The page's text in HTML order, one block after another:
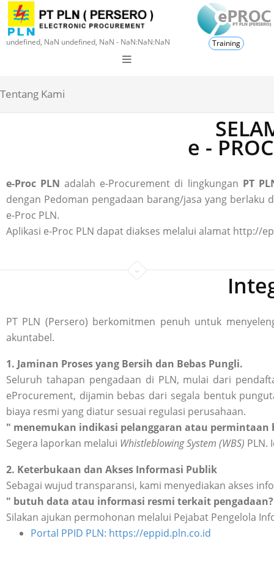
undefined, NaN undefined, NaN - NaN:NaN:NaN Training
Tentang Kami
e -
e-Proc PLN adalah e-Procurement di lingkungan PT
dengan Pedoman pengadaan barang/jasa yang berlaku
e-Proc PLN.
Aplikasi e-Proc PLN dapat diakses melalui alamat http://
PT PLN (Persero) berkomitmen penuh untuk
akuntabel.
1. Jaminan Proses yang Bersih dan Bebas Pungli.
Seluruh tahapan pengadaan di PLN, mulai dari
eProcurement, dijamin bebas dari segala bentuk
biaya resmi yang diatur sesuai regulasi perusahaan.
" menemukan indikasi pelanggaran atau permintaan
Segera laporkan melalui Whistleblowing System (WBS) PLN.
2. Keterbukaan dan Akses Informasi Publik
Sebagai wujud transparansi, kami menyediakan akses
" butuh data atau informasi resmi terkait
Silakan ajukan permohonan melalui Pejabat Pengelola
Portal PPID PLN: https://eppid.pln.co.id